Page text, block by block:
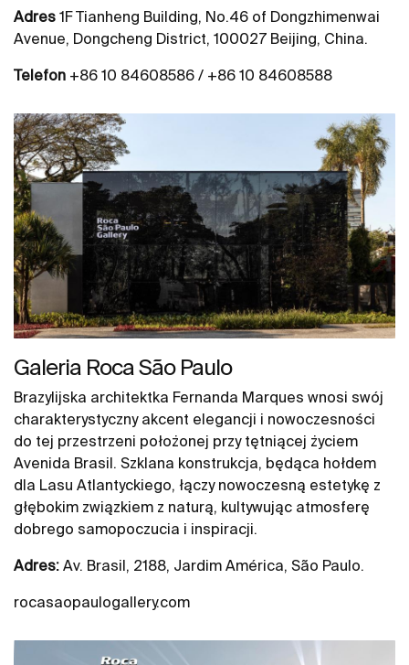
Adres 1F Tianheng Building, No.46 of Dongzhimenwai
Avenue, Dongcheng District, 100027 Beijing, China.
Telefon +86 10 84608586 / +86 10 84608588
Galeria Roca São Paulo
Brazylijska architektka Fernanda Marques wnosi swój
charakterystyczny akcent elegancji i nowoczesności
do tej przestrzeni położonej przy tętniącej życiem
Avenida Brasil. Szklana konstrukcja, będąca hołdem
dla Lasu Atlantyckiego, łączy nowoczesną estetykę z
głębokim związkiem z naturą, kultywując atmosferę
dobrego samopoczucia i inspiracji.
Adres: Av. Brasil, 2188, Jardim América, São Paulo.
rocasaopaulogallery.com